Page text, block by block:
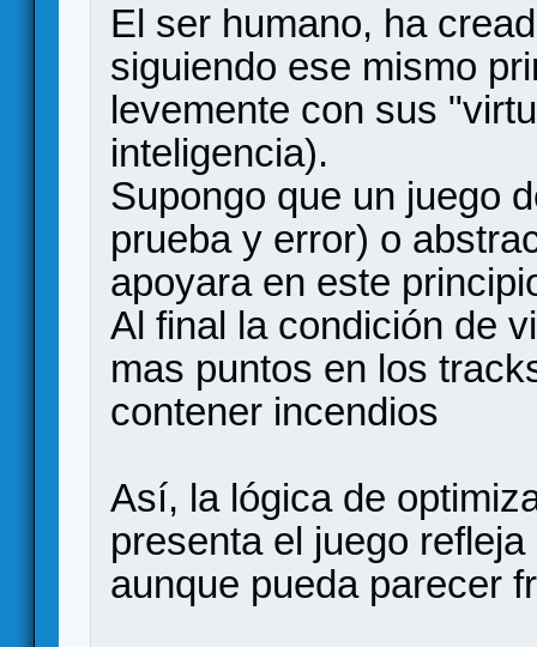
El ser humano, ha
siguiendo ese mismo
levemente con sus
inteligencia).
Supongo que un juego
prueba y error) o
apoyara en este
Al final la condición de
mas puntos en los
contener incendios
Así, la lógica de
presenta el juego
aunque pueda parecer